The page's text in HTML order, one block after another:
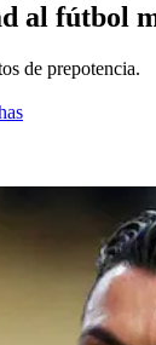
al fútbol
de prepotencia.